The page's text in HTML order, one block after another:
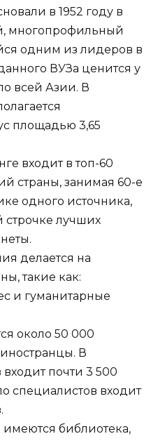
в 1952 году в
многопрофильный
одним из лидеров в
ВУЗа ценится у
всей Азии. В
площадью 3,65
входит в топ-60
страны, занимая 60-е
одного источника,
строчке лучших
делается на
такие как:
и гуманитарные
около 50 000
В
почти 3 500
специалистов входит
библиотека,